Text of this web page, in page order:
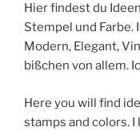
Hier findest du
Stempel und Farbe.
Modern, Elegant,
bißchen von allem.
Here you will find
stamps and colors.